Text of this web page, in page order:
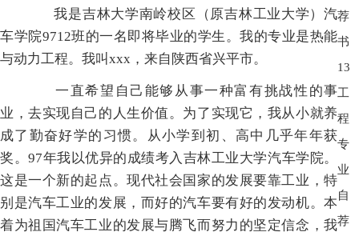
我是吉林大学南岭校区（原吉林工业大学）汽
车学院9712班的一名即将毕业的学生。我的专业是热能
与动力工程。我叫xxx，来自陕西省兴平市。
一直希望自己能够从事一种富有挑战性的事
业，去实现自己的人生价值。为了实现它，我从小就养
成了勤奋好学的习惯。从小学到初、高中几乎年年获
奖。97年我以优异的成绩考入吉林工业大学汽车学院。
这是一个新的起点。现代社会国家的发展要靠工业，特
别是汽车工业的发展，而好的汽车要有好的发动机。本
着为祖国汽车工业的发展与腾飞而努力的坚定信念，我
荐
书
13
工
程
专
业
自
荐